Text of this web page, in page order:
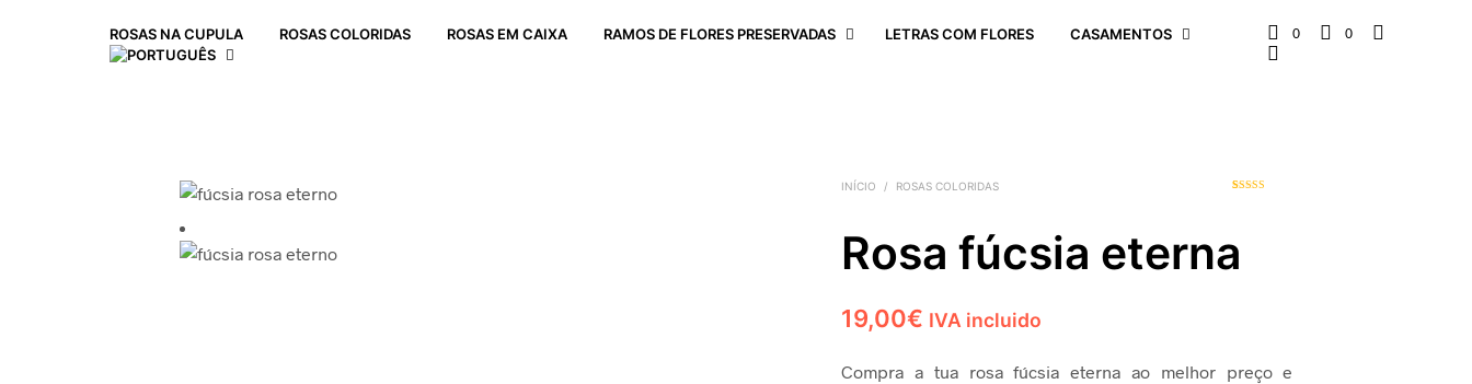
ROSAS NA CUPULA ROSAS COLORIDAS ROSAS EM CAIXA RAMOS DE FLORES PRESERVADAS LETRAS COM FLORES CASAMENTOS 0 0
INÍCIO / ROSAS COLORIDAS
Rosa fúcsia eterna
19,00€ IVA incluido
Compra a tua rosa fúcsia eterna ao melhor preço e